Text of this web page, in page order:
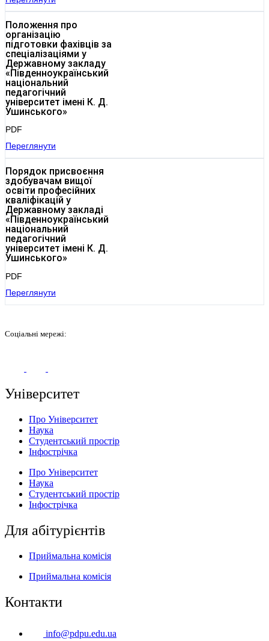
Положення про
організацію
підготовки фахівців за
спеціалізаціями у
Державному закладу
«Південноукраїнський
національний
педагогічний
університет імені К. Д.
Ушинського»
PDF
Переглянути
Порядок присвоєння
здобувачам вищої
освіти професійних
кваліфікацій у
Державному закладі
«Південноукраїнський
національний
педагогічний
університет імені К. Д.
Ушинського»
PDF
Переглянути
Соціальні мережі:
Університет
Про Університет
Наука
Студентський простір
Інфострічка
Про Університет
Наука
Студентський простір
Інфострічка
Для абітурієнтів
Приймальна комісія
Приймальна комісія
Контакти
info@pdpu.edu.ua